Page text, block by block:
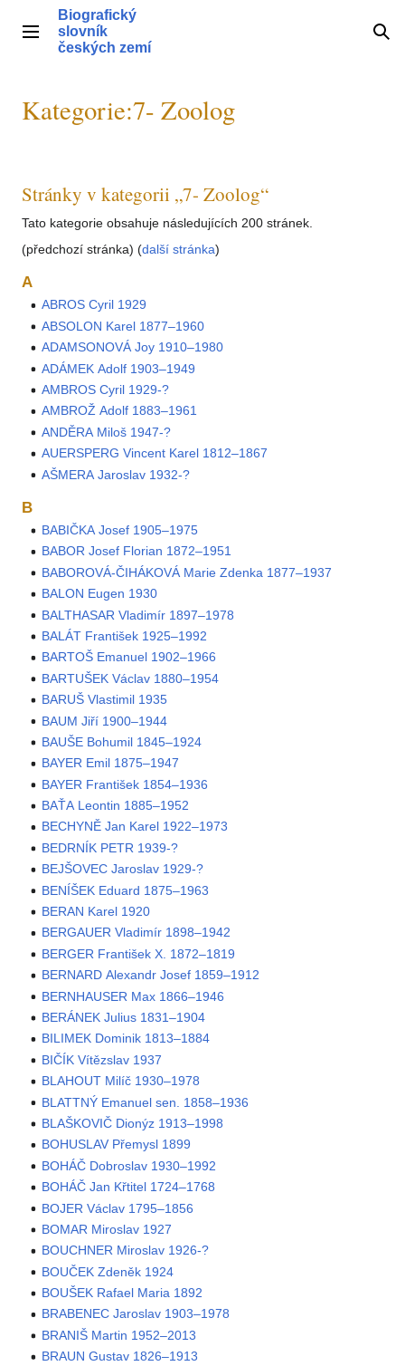
obsahHlavní menu
Biografický
slovník
českých zemí
Kategorie:7- Zoolog
Stránky v kategorii „7- Zoolog“
Tato kategorie obsahuje následujících 200 stránek.
(předchozí stránka) (další stránka)
A
ABROS Cyril 1929
ABSOLON Karel 1877–1960
ADAMSONOVÁ Joy 1910–1980
ADÁMEK Adolf 1903–1949
AMBROS Cyril 1929-?
AMBROŽ Adolf 1883–1961
ANDĚRA Miloš 1947-?
AUERSPERG Vincent Karel 1812–1867
AŠMERA Jaroslav 1932-?
B
BABIČKA Josef 1905–1975
BABOR Josef Florian 1872–1951
BABOROVÁ-ČIHÁKOVÁ Marie Zdenka 1877–1937
BALON Eugen 1930
BALTHASAR Vladimír 1897–1978
BALÁT František 1925–1992
BARTOŠ Emanuel 1902–1966
BARTUŠEK Václav 1880–1954
BARUŠ Vlastimil 1935
BAUM Jiří 1900–1944
BAUŠE Bohumil 1845–1924
BAYER Emil 1875–1947
BAYER František 1854–1936
BAŤA Leontin 1885–1952
BECHYNĚ Jan Karel 1922–1973
BEDRNÍK PETR 1939-?
BEJŠOVEC Jaroslav 1929-?
BENÍŠEK Eduard 1875–1963
BERAN Karel 1920
BERGAUER Vladimír 1898–1942
BERGER František X. 1872–1819
BERNARD Alexandr Josef 1859–1912
BERNHAUSER Max 1866–1946
BERÁNEK Julius 1831–1904
BILIMEK Dominik 1813–1884
BIČÍK Vítězslav 1937
BLAHOUT Milíč 1930–1978
BLATTNÝ Emanuel sen. 1858–1936
BLAŠKOVIČ Dionýz 1913–1998
BOHUSLAV Přemysl 1899
BOHÁČ Dobroslav 1930–1992
BOHÁČ Jan Křtitel 1724–1768
BOJER Václav 1795–1856
BOMAR Miroslav 1927
BOUCHNER Miroslav 1926-?
BOUČEK Zdeněk 1924
BOUŠEK Rafael Maria 1892
BRABENEC Jaroslav 1903–1978
BRANIŠ Martin 1952–2013
BRAUN Gustav 1826–1913